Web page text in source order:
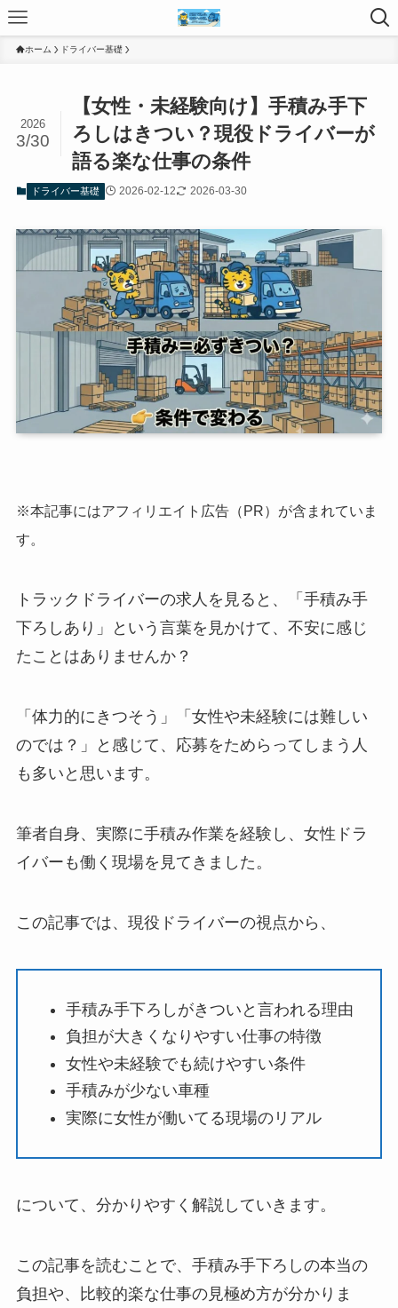
ホーム ドライバー基礎
【女性・未経験向け】手積み手下
ろしはきつい？現役ドライバーが
語る楽な仕事の条件
2026
3/30
ドライバー基礎 2026-02-12 2026-03-30
※本記事にはアフィリエイト広告（PR）が含まれていま
す。
トラックドライバーの求人を見ると、「手積み手
下ろしあり」という言葉を見かけて、不安に感じ
たことはありませんか？
「体力的にきつそう」「女性や未経験には難しい
のでは？」と感じて、応募をためらってしまう人
も多いと思います。
筆者自身、実際に手積み作業を経験し、女性ドラ
イバーも働く現場を見てきました。
この記事では、現役ドライバーの視点から、
手積み手下ろしがきついと言われる理由
負担が大きくなりやすい仕事の特徴
女性や未経験でも続けやすい条件
手積みが少ない車種
実際に女性が働いてる現場のリアル
について、分かりやすく解説していきます。
この記事を読むことで、手積み手下ろしの本当の
負担や、比較的楽な仕事の見極め方が分かりま